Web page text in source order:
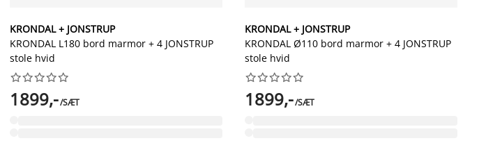
KRONDAL + JONSTRUP
KRONDAL L180 bord marmor + 4 JONSTRUP
stole hvid






1899,-/SÆT
KRONDAL + JONSTRUP
KRONDAL Ø110 bord marmor + 4 JONSTRUP
stole hvid






1899,-/SÆT